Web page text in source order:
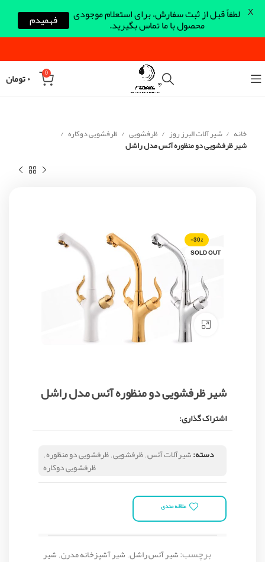
0 ۰تومان
خانه شیر آلات البرز روز ظرفشویی ظرفشویی دوکاره
شیر ظرفشویی دو منظوره آئس مدل راشل
-30%
SOLD OUT
Click to enlarge
شیر ظرفشویی دو منظوره آئس مدل راشل
اشتراک گذاری:
دسته:شیرآلات آئس,ظرفشویی,ظرفشویی دو منظوره,
ظرفشویی دوکاره
علاقه مندی
برچسب:شیر آئس راشل,شیر آشپزخانه مدرن,شیر
لطفاً قبل از ثبت سفارش، برای استعلام موجودی
محصول با ما تماس بگیرید. فهمیدم X